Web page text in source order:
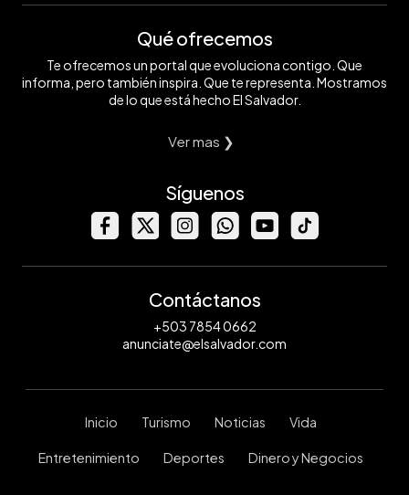
Qué ofrecemos
Te ofrecemos un portal que evoluciona contigo. Que
informa, pero también inspira. Que te representa. Mostramos
de lo que está hecho El Salvador.
Ver mas ❯
Síguenos
Contáctanos
+503 7854 0662
anunciate@elsalvador.com
Inicio Turismo Noticias Vida
Entretenimiento Deportes Dinero y Negocios